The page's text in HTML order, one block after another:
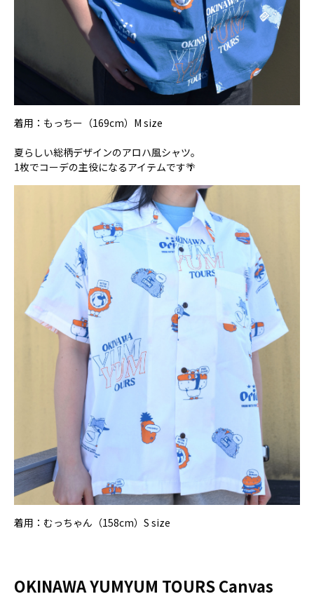
着用：もっちー（169cm）M size
夏らしい総柄デザインのアロハ風シャツ。
1枚でコーデの主役になるアイテムです🌴
着用：むっちゃん（158cm）S size
OKINAWA YUMYUM TOURS Canvas